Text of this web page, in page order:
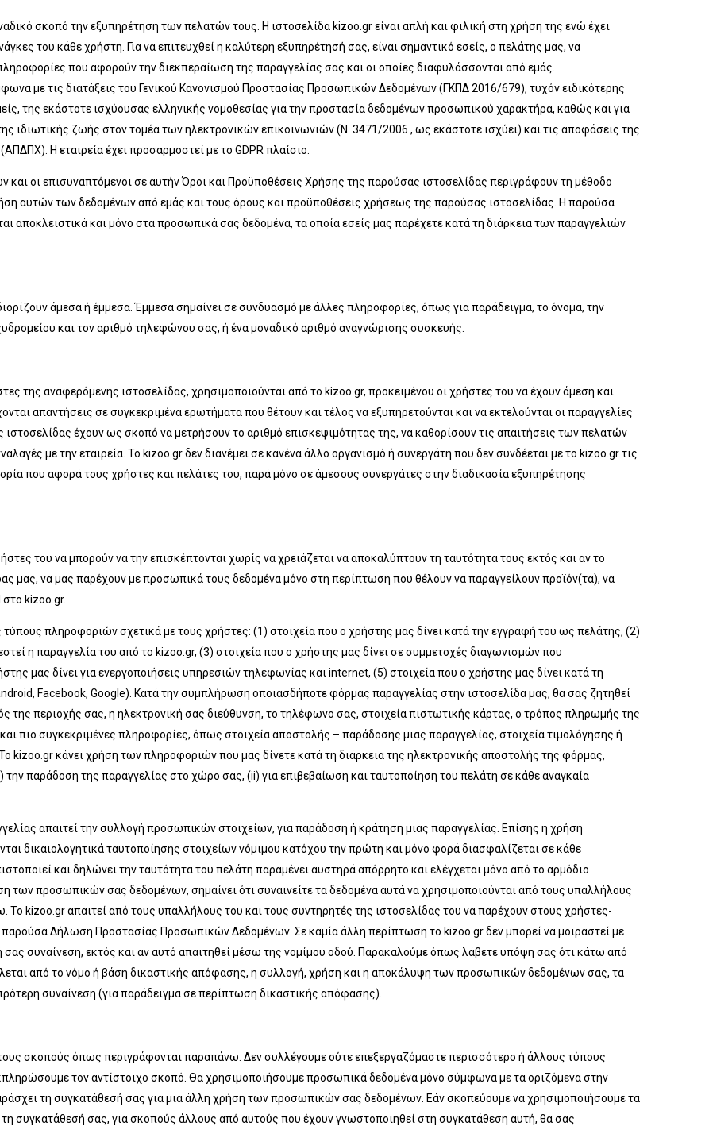
σκοπό την εξυπηρέτηση των πελατών τους. Η ιστοσελίδα kizoo.gr είναι απλή και φιλική στη χρήση της ενώ έχει
του κάθε χρήστη. Για να επιτευχθεί η καλύτερη εξυπηρέτησή σας, είναι σημαντικό εσείς, ο πελάτης μας, να
που αφορούν την διεκπεραίωση της παραγγελίας σας και οι οποίες διαφυλάσσονται από εμάς.
με τις διατάξεις του Γενικού Κανονισμού Προστασίας Προσωπικών Δεδομένων (ΓΚΠΔ 2016/679), τυχόν ειδικότερης
της εκάστοτε ισχύουσας ελληνικής νομοθεσίας για την προστασία δεδομένων προσωπικού χαρακτήρα, καθώς και για
ιδιωτικής ζωής στον τομέα των ηλεκτρονικών επικοινωνιών (Ν. 3471/2006 , ως εκάστοτε ισχύει) και τις αποφάσεις της
Η εταιρεία έχει προσαρμοστεί με το GDPR πλαίσιο.
οι επισυναπτόμενοι σε αυτήν Όροι και Προϋποθέσεις Χρήσης της παρούσας ιστοσελίδας περιγράφουν τη μέθοδο
αυτών των δεδομένων από εμάς και τους όρους και προϋποθέσεις χρήσεως της παρούσας ιστοσελίδας. Η παρούσα
και μόνο στα προσωπικά σας δεδομένα, τα οποία εσείς μας παρέχετε κατά τη διάρκεια των παραγγελιών
άμεσα ή έμμεσα. Έμμεσα σημαίνει σε συνδυασμό με άλλες πληροφορίες, όπως για παράδειγμα, το όνομα, την
και τον αριθμό τηλεφώνου σας, ή ένα μοναδικό αριθμό αναγνώρισης συσκευής.
της αναφερόμενης ιστοσελίδας, χρησιμοποιούνται από το kizoo.gr, προκειμένου οι χρήστες του να έχουν άμεση και
απαντήσεις σε συγκεκριμένα ερωτήματα που θέτουν και τέλος να εξυπηρετούνται και να εκτελούνται οι παραγγελίες
έχουν ως σκοπό να μετρήσουν το αριθμό επισκεψιμότητας της, να καθορίσουν τις απαιτήσεις των πελατών
με την εταιρεία. Το kizoo.gr δεν διανέμει σε κανένα άλλο οργανισμό ή συνεργάτη που δεν συνδέεται με το kizoo.gr τις
που αφορά τους χρήστες και πελάτες του, παρά μόνο σε άμεσους συνεργάτες στην διαδικασία εξυπηρέτησης
του να μπορούν να την επισκέπτονται χωρίς να χρειάζεται να αποκαλύπτουν τη ταυτότητα τους εκτός και αν το
μας, να μας παρέχουν με προσωπικά τους δεδομένα μόνο στη περίπτωση που θέλουν να παραγγείλουν προϊόν(τα), να
kizoo.gr.
πληροφοριών σχετικά με τους χρήστες: (1) στοιχεία που ο χρήστης μας δίνει κατά την εγγραφή του ως πελάτης, (2)
η παραγγελία του από το kizoo.gr, (3) στοιχεία που ο χρήστης μας δίνει σε συμμετοχές διαγωνισμών που
μας δίνει για ενεργοποιήσεις υπηρεσιών τηλεφωνίας και internet, (5) στοιχεία που ο χρήστης μας δίνει κατά τη
Facebook, Google). Κατά την συμπλήρωση οποιασδήποτε φόρμας παραγγελίας στην ιστοσελίδα μας, θα σας ζητηθεί
της περιοχής σας, η ηλεκτρονική σας διεύθυνση, το τηλέφωνο σας, στοιχεία πιστωτικής κάρτας, ο τρόπος πληρωμής της
πιο συγκεκριμένες πληροφορίες, όπως στοιχεία αποστολής – παράδοσης μιας παραγγελίας, στοιχεία τιμολόγησης ή
kizoo.gr κάνει χρήση των πληροφοριών που μας δίνετε κατά τη διάρκεια της ηλεκτρονικής αποστολής της φόρμας,
παράδοση της παραγγελίας στο χώρο σας, (ii) για επιβεβαίωση και ταυτοποίηση του πελάτη σε κάθε αναγκαία
απαιτεί την συλλογή προσωπικών στοιχείων, για παράδοση ή κράτηση μιας παραγγελίας. Επίσης η χρήση
δικαιολογητικά ταυτοποίησης στοιχείων νόμιμου κατόχου την πρώτη και μόνο φορά διασφαλίζεται σε κάθε
και δηλώνει την ταυτότητα του πελάτη παραμένει αυστηρά απόρρητο και ελέγχεται μόνο από το αρμόδιο
των προσωπικών σας δεδομένων, σημαίνει ότι συναινείτε τα δεδομένα αυτά να χρησιμοποιούνται από τους υπαλλήλους
kizoo.gr απαιτεί από τους υπαλλήλους του και τους συντηρητές της ιστοσελίδας του να παρέχουν στους χρήστες-
Δήλωση Προστασίας Προσωπικών Δεδομένων. Σε καμία άλλη περίπτωση το kizoo.gr δεν μπορεί να μοιραστεί με
συναίνεση, εκτός και αν αυτό απαιτηθεί μέσω της νομίμου οδού. Παρακαλούμε όπως λάβετε υπόψη σας ότι κάτω από
από το νόμο ή βάση δικαστικής απόφασης, η συλλογή, χρήση και η αποκάλυψη των προσωπικών δεδομένων σας, τα
συναίνεση (για παράδειγμα σε περίπτωση δικαστικής απόφασης).
σκοπούς όπως περιγράφονται παραπάνω. Δεν συλλέγουμε ούτε επεξεργαζόμαστε περισσότερο ή άλλους τύπους
τον αντίστοιχο σκοπό. Θα χρησιμοποιήσουμε προσωπικά δεδομένα μόνο σύμφωνα με τα οριζόμενα στην
τη συγκατάθεσή σας για μια άλλη χρήση των προσωπικών σας δεδομένων. Εάν σκοπεύουμε να χρησιμοποιήσουμε τα
συγκατάθεσή σας, για σκοπούς άλλους από αυτούς που έχουν γνωστοποιηθεί στη συγκατάθεση αυτή, θα σας